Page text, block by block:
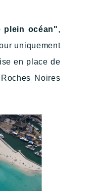
plein océan",
uniquement
en place de
Noires